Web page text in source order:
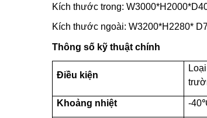
Kích thước trong:
Kích thước ngoài: W3200*H2280*
Thông số kỹ thuật chính
Điều kiện
Khoảng nhiệt -